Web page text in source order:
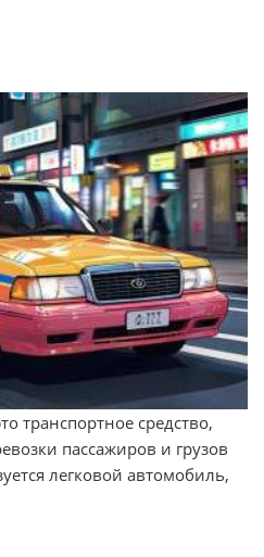
транспортное средство,
пассажиров и грузов
легковой автомобиль,